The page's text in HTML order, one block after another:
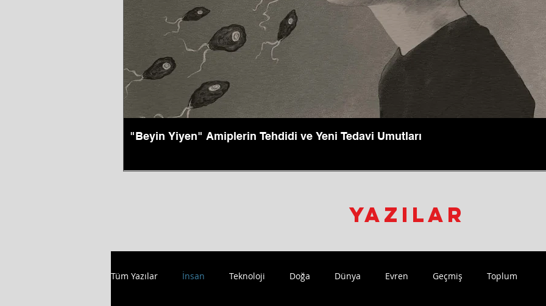
"Beyin Yiyen" Amiplerin Tehdidi ve Yeni Tedavi Umutları
YAZILAR
Tüm Yazılar İnsan Teknoloji Doğa Dünya Evren Geçmiş Toplum